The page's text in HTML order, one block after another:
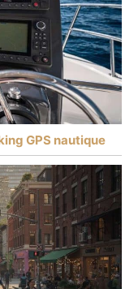
GPS nautique